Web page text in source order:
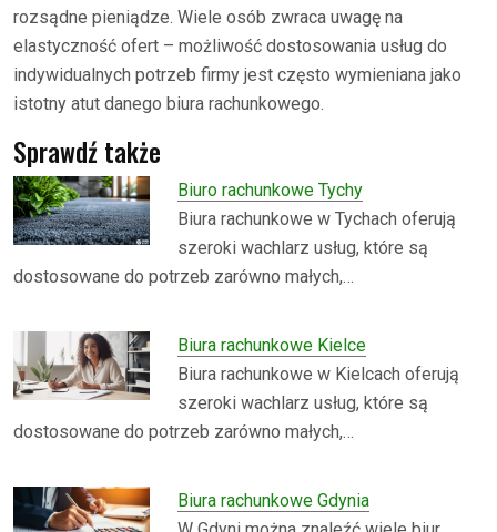
rozsądne pieniądze. Wiele osób zwraca uwagę na
elastyczność ofert – możliwość dostosowania usług do
indywidualnych potrzeb firmy jest często wymieniana jako
istotny atut danego biura rachunkowego.
Sprawdź także
Biuro rachunkowe Tychy
Biura rachunkowe w Tychach oferują
szeroki wachlarz usług, które są
dostosowane do potrzeb zarówno małych,…
Biura rachunkowe Kielce
Biura rachunkowe w Kielcach oferują
szeroki wachlarz usług, które są
dostosowane do potrzeb zarówno małych,…
Biura rachunkowe Gdynia